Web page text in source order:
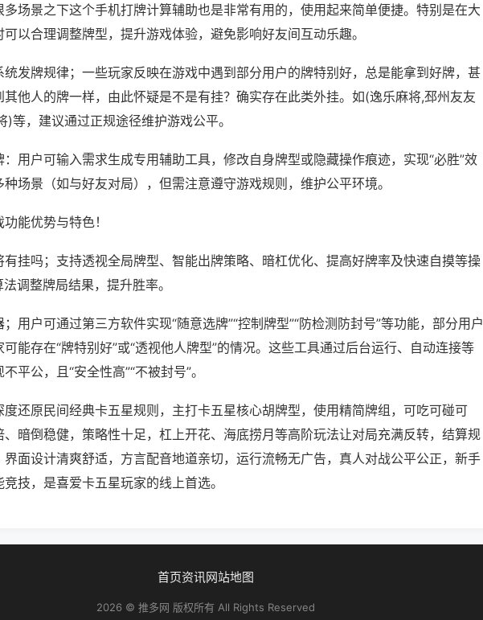
多场景之下这个手机打牌计算辅助也是非常有用的，使用起来简单便捷。特别是在大
以合理调整牌型，提升游戏体验，避免影响好友间互动乐趣。
统发牌规律；一些玩家反映在游戏中遇到部分用户的牌特别好，总是能拿到好牌，甚
其他人的牌一样，由此怀疑是不是有挂？确实存在此类外挂。如(逸乐麻将,邳州友友
)等，建议通过正规途径维护游戏公平。
：用户可输入需求生成专用辅助工具，修改自身牌型或隐藏操作痕迹，实现“必胜”效
场景（如与好友对局），但需注意遵守游戏规则，维护公平环境。
能优势与特色！
有挂吗；支持透视全局牌型、智能出牌策略、暗杠优化、提高好牌率及快速自摸等操
调整牌局结果，提升胜率。
用户可通过第三方软件实现“随意选牌”“控制牌型”“防检测防封号”等功能，部分用户
可能存在“牌特别好”或“透视他人牌型”的情况。这些工具通过后台运行、自动连接等
平公，且“安全性高”“不被封号”。
度还原民间经典卡五星规则，主打卡五星核心胡牌型，使用精简牌组，可吃可碰可
、暗倒稳健，策略性十足，杠上开花、海底捞月等高阶玩法让对局充满反转，结算规
界面设计清爽舒适，方言配音地道亲切，运行流畅无广告，真人对战公平公正，新手
技，是喜爱卡五星玩家的线上首选。
首页资讯网站地图
2026 © 推多网 版权所有 All Rights Reserved